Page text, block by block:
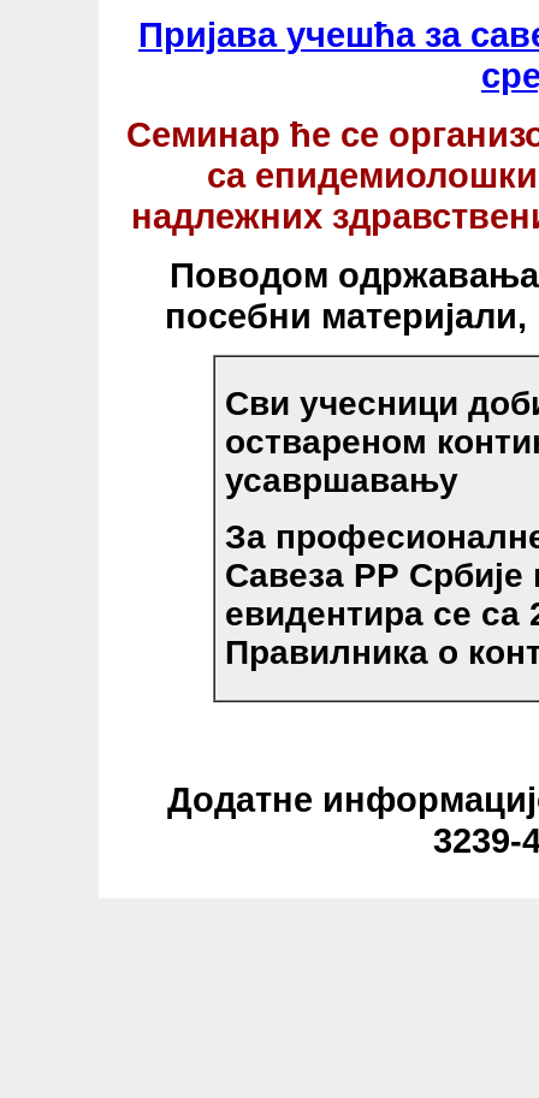
Пријава учешћа за
Семинар ће се
са
надлежних
Поводом
посебни материјали,
Сви учесници
оствареном
усавршавању
За
Савеза РР Србије
евидентира се са
Правилника о
Додатне
3239-